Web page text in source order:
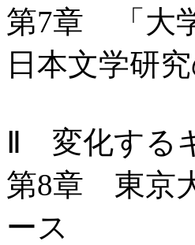
第7章 「大
日本文学研
Ⅱ 変化する
第8章 東京
ース